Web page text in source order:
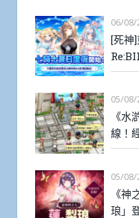
06/08/
[死神
05/08/
《
線！
05/08/
《
琅」